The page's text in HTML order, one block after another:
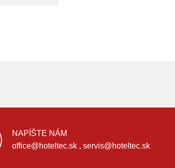
NAPÍŠTE NÁM
office@hoteltec.sk , servis@hoteltec.sk